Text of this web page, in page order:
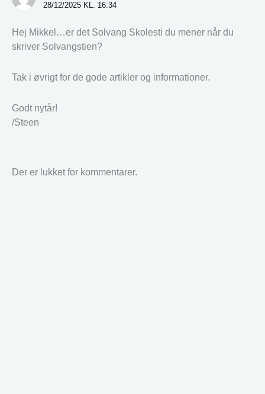
28/12/2025 KL. 16:34
Hej Mikkel…er det Solvang Skolesti du mener når du
skriver Solvangstien?
Tak i øvrigt for de gode artikler og informationer.
Godt nytår!
/Steen
Der er lukket for kommentarer.